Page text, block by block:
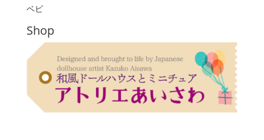
ベビ
Shop